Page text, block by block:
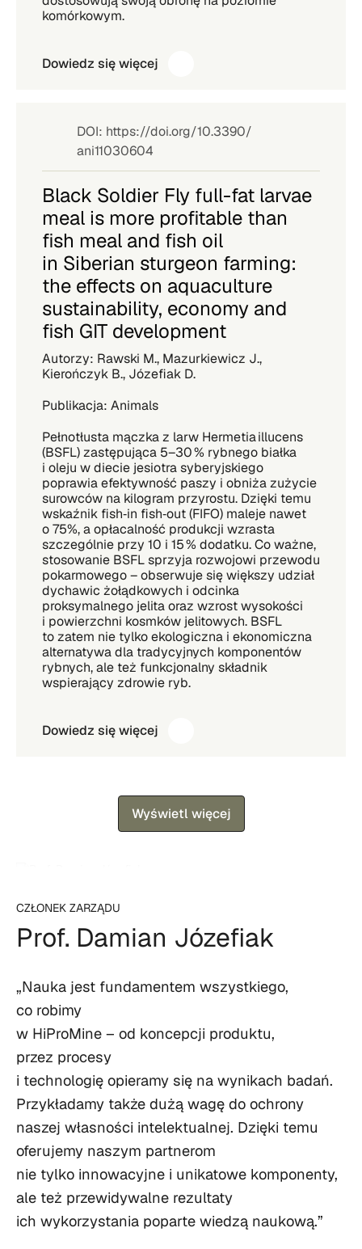
komórkowym.
Dowiedz się więcej
DOI: https://doi.org/10.3390/
ani11030604
Black Soldier Fly full-fat larvae
meal is more profitable than
fish meal and fish oil
in Siberian sturgeon farming:
the effects on aquaculture
sustainability, economy and
fish GIT development
Autorzy: Rawski M., Mazurkiewicz J.,
Kierończyk B., Józefiak D.
Publikacja: Animals
Pełnotłusta mączka z larw Hermetia illucens
(BSFL) zastępująca 5–30 % rybnego białka
i oleju w diecie jesiotra syberyjskiego
poprawia efektywność paszy i obniża zużycie
surowców na kilogram przyrostu. Dzięki temu
wskaźnik fish‑in fish‑out (FIFO) maleje nawet
o 75%, a opłacalność produkcji wzrasta
szczególnie przy 10 i 15 % dodatku. Co ważne,
stosowanie BSFL sprzyja rozwojowi przewodu
pokarmowego – obserwuje się większy udział
dychawic żołądkowych i odcinka
proksymalnego jelita oraz wzrost wysokości
i powierzchni kosmków jelitowych. BSFL
to zatem nie tylko ekologiczna i ekonomiczna
alternatywa dla tradycyjnych komponentów
rybnych, ale też funkcjonalny składnik
wspierający zdrowie ryb.
Dowiedz się więcej
Wyświetl więcej
CZŁONEK ZARZĄDU
Prof. Damian Józefiak
„Nauka jest fundamentem wszystkiego,
co robimy
w HiProMine – od koncepcji produktu,
przez procesy
i technologię opieramy się na wynikach badań.
Przykładamy także dużą wagę do ochrony
naszej własności intelektualnej. Dzięki temu
oferujemy naszym partnerom
nie tylko innowacyjne i unikatowe komponenty,
ale też przewidywalne rezultaty
ich wykorzystania poparte wiedzą naukową.”